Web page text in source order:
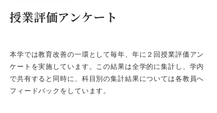
授業評価アンケート
本学では教育改善の一環として毎年、年に２回授業評価アン
ケートを実施しています。この結果は全学的に集計し、学内
で共有すると同時に、科目別の集計結果については各教員へ
フィードバックをしています。